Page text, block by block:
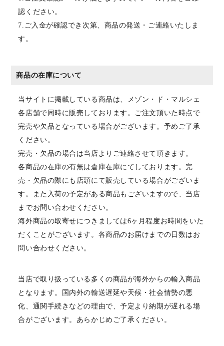
認ください。
7.ご入金が確認でき次第、商品の発送・ご連絡いたしま
す。
商品の在庫について
当サイトに掲載している商品は、メゾン・ド・マルシェ
各店舗で同時に販売しております。ご注文頂いた時点で
完売や欠品となっている場合がございます。予めご了承
ください。
完売・欠品の場合は当店よりご連絡させて頂きます。
各商品の在庫の有無は倉庫在庫にてしております。完
売・欠品の際にも店頭にて販売している場合がございま
す。また入荷の予定がある商品もございますので、当店
までお問い合わせください。
海外商品の取寄せにつきましては6ヶ月程度お時間をいた
だくことがございます。各商品のお届けまでの日数はお
問い合わせください。
当店で取り扱っている多くの商品が海外からの輸入商品
となります。国内外の輸送遅延や天候・社会情勢の悪
化、通関手続きなどの理由で、予定より納期が遅れる場
合がございます。あらかじめご了承ください。